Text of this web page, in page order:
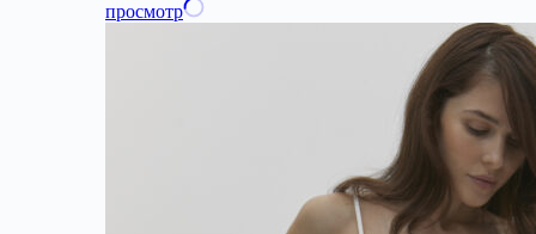
просмотр